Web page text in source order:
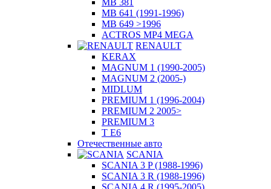
MB 381
MB 641 (1991-1996)
MB 649 >1996
ACTROS MP4 MEGA
RENAULT
KERAX
MAGNUM 1 (1990-2005)
MAGNUM 2 (2005-)
MIDLUM
PREMIUM 1 (1996-2004)
PREMIUM 2 2005>
PREMIUM 3
T E6
Отечественные авто
SCANIA
SCANIA 3 P (1988-1996)
SCANIA 3 R (1988-1996)
SCANIA 4 R (1995-2005)